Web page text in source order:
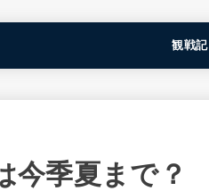
観戦記
今季夏まで？